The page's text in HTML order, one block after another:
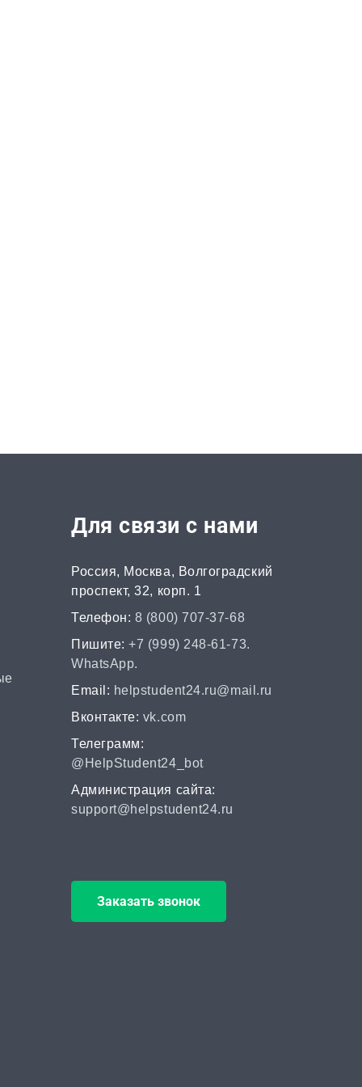
от 45 дней | от 100000 ₽
Магистерская
диссертация
от 15 дней | от 15000 ₽
Кандидатская
диссертация
от 30 дней | от 50000 ₽
ВАК
РИНЦ
Для связи с нами
Россия, Москва, Волгоградский
проспект, 32, корп. 1
Телефон: 8 (800) 707-37-68
Пишите:+7 (999) 248-61-73.
WhatsApp.
Email: helpstudent24.ru@mail.ru
Вконтакте: vk.com
Телеграмм:
@HelpStudent24_bot
Администрация сайта:
support@helpstudent24.ru
Заказать звонок